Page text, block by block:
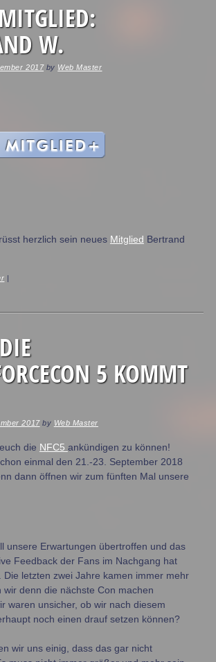
W.
2017 by Web Master
herzlich sein neues Mitglied Bertrand
5 KOMMT
2017 by Web Master
die NFC5 ankündigen zu können!
einmal den 21.-23. September 2018
dann öffnen wir zum fünften Mal unsere
unsere Erwartungen übertroffen und das
Feedback der Fans im Nachgang hat
Die letzten zwei Jahre kamen immer mehr
wir denn die nächste Con machen
waren unsicher, ob wir nach diesem
noch einen drauf setzen können?
wir uns einig, dass das gar nicht